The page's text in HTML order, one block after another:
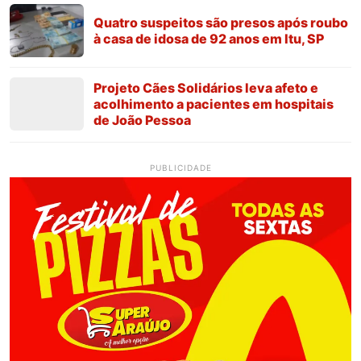
Quatro suspeitos são presos após roubo
à casa de idosa de 92 anos em Itu, SP
Projeto Cães Solidários leva afeto e
acolhimento a pacientes em hospitais
de João Pessoa
PUBLICIDADE